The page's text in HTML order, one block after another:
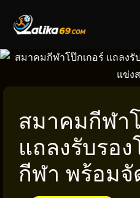
สมาคมกีฬา
แถลงรับรอง
กีฬา พร้อม